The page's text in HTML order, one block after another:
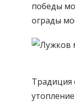
победы
ограды
Традиция